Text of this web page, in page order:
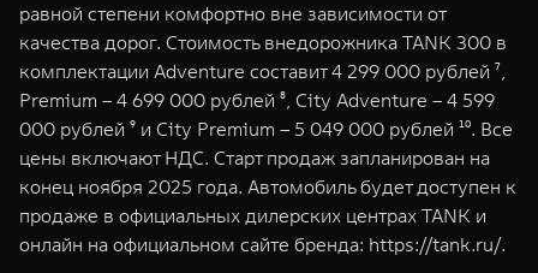
WEY 80
Масштаб возможностей
от 6 449 000 ₽
WEY 80
Масштаб
от 8 099
равной степени комфортно вне зависимости от
качества дорог. Стоимость внедорожника TANK 300 в
комплектации Adventure составит 4 299 000 рублей ⁷,
Premium – 4 699 000 рублей ⁸, City Adventure – 4 599
000 рублей ⁹ и City Premium – 5 049 000 рублей ¹⁰. Все
цены включают НДС. Старт продаж запланирован на
конец ноября 2025 года. Автомобиль будет доступен к
продаже в официальных дилерских центрах TANK и
онлайн на официальном сайте бренда: https://tank.ru/.